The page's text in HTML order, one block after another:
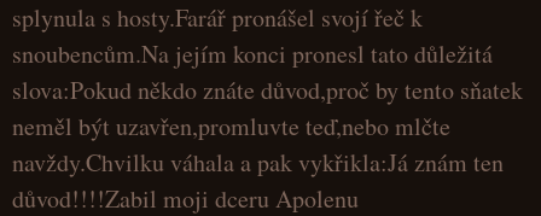
splynula s hosty.Farář pronášel svojí řeč k
snoubencům.Na jejím konci pronesl tato důležitá
slova:Pokud někdo znáte důvod,proč by tento sňatek
neměl být uzavřen,promluvte teď,nebo mlčte
navždy.Chvilku váhala a pak vykřikla:Já znám ten
důvod!!!!Zabil moji dceru Apolenu